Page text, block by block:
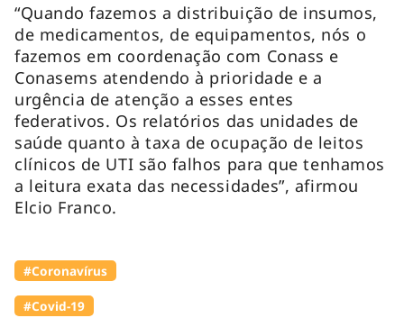
“Quando fazemos a distribuição de insumos,
de medicamentos, de equipamentos, nós o
fazemos em coordenação com Conass e
Conasems atendendo à prioridade e a
urgência de atenção a esses entes
federativos. Os relatórios das unidades de
saúde quanto à taxa de ocupação de leitos
clínicos de UTI são falhos para que tenhamos
a leitura exata das necessidades”, afirmou
Elcio Franco.
#Coronavírus
#Covid-19